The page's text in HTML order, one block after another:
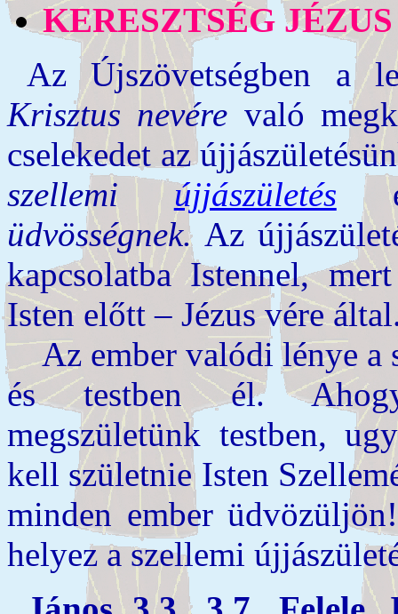
KERESZTSÉG
Az Újszövetségben a
Krisztus nevére való
cselekedet az
szellemi
újjászületés
üdvösségnek.Az
kapcsolatba Istennel,
Isten előtt – Jézus vére
Az ember valódi lénye a
és testben él. Ahogy
megszületünk testben,
kell születnie Isten
minden ember
helyez a szellemi